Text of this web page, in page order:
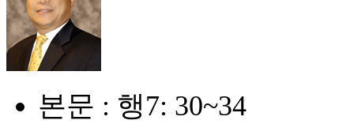
본문 : 행7: 30~34